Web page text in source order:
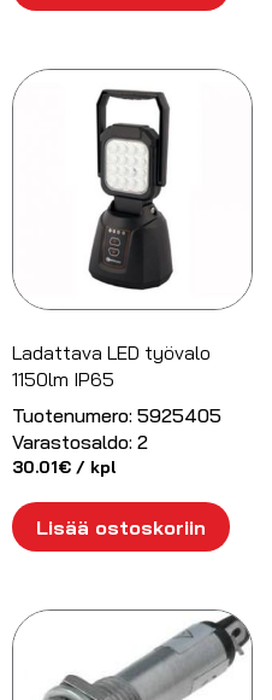
Ladattava LED työvalo
1150lm IP65
Tuotenumero: 5925405
Varastosaldo: 2
30.01€ / kpl
Lisää ostoskoriin